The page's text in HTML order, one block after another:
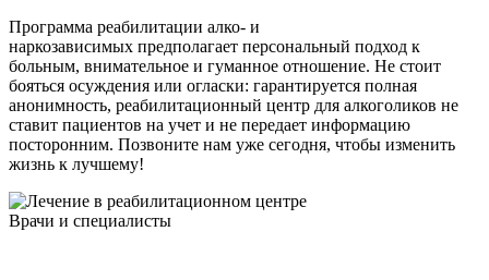
Программа реабилитации алко- и
наркозависимых предполагает персональный подход к
больным, внимательное и гуманное отношение. Не стоит
бояться осуждения или огласки: гарантируется полная
анонимность, реабилитационный центр для алкоголиков не
ставит пациентов на учет и не передает информацию
посторонним. Позвоните нам уже сегодня, чтобы изменить
жизнь к лучшему!
Врачи и специалисты